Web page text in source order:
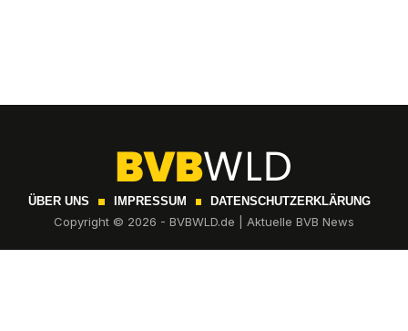
ÜBER UNS IMPRESSUM DATENSCHUTZERKLÄRUNG
Copyright © 2026 - BVBWLD.de | Aktuelle BVB News